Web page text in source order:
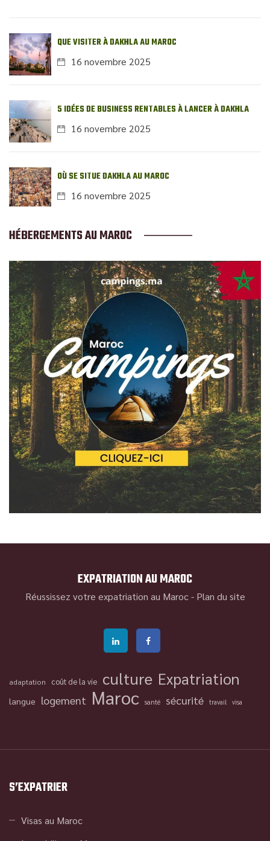
QUE VISITER À DAKHLA AU MAROC
16 novembre 2025
5 IDÉES DE BUSINESS RENTABLES À LANCER À DAKHLA
16 novembre 2025
OÙ SE SITUE DAKHLA AU MAROC
16 novembre 2025
HÉBERGEMENTS AU MAROC
EXPATRIATION AU MAROC
Réussissez votre expatriation au Maroc - Plan du site
adaptation coût de la vie culture Expatriation
langue logement Maroc santé sécurité travail visa
S’EXPATRIER
Visas au Maroc